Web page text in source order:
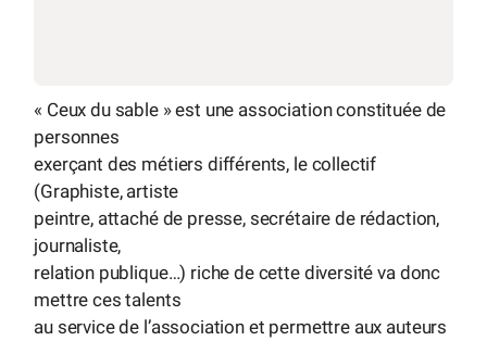
« Ceux du sable » est une association constituée de
personnes
exerçant des métiers différents, le collectif
(Graphiste, artiste
peintre, attaché de presse, secrétaire de rédaction,
journaliste,
relation publique…) riche de cette diversité va donc
mettre ces talents
au service de l’association et permettre aux auteurs